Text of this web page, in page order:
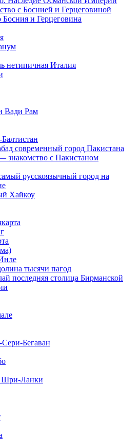
с Боснией и Герцеговиной
Босния и Герцеговина
нетипичная Италия
Вади Рам
современный город Пакистана
знакомство с Пакистаном
русскоязычный город на
Хайкоу
тысячи пагод
последняя столица Бирманской
Сери-Бегаван
Ланки